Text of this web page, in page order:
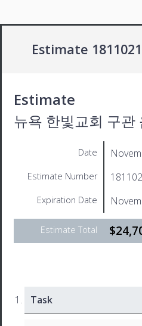
Estimate 1811021
Estimate
뉴욕 한빛교회 구관
Date
Estimate Number
Expiration Date
Estimate Total
Task